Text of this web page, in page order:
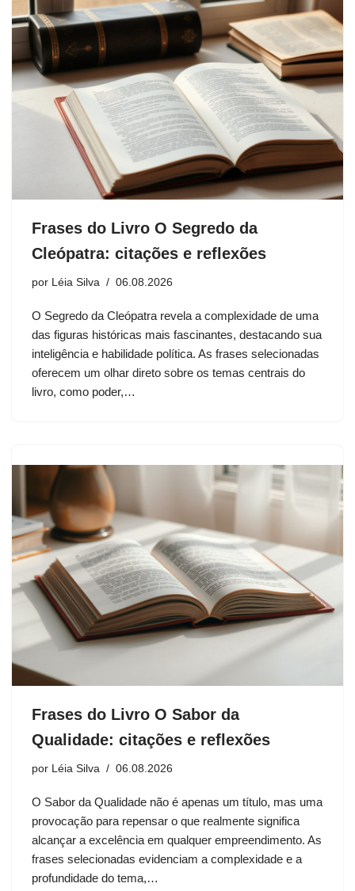
Frases do Livro O Segredo da
Cleópatra: citações e reflexões
por Léia Silva 06.08.2026
O Segredo da Cleópatra revela a complexidade de uma
das figuras históricas mais fascinantes, destacando sua
inteligência e habilidade política. As frases selecionadas
oferecem um olhar direto sobre os temas centrais do
livro, como poder,…
Frases do Livro O Sabor da
Qualidade: citações e reflexões
por Léia Silva 06.08.2026
O Sabor da Qualidade não é apenas um título, mas uma
provocação para repensar o que realmente significa
alcançar a excelência em qualquer empreendimento. As
frases selecionadas evidenciam a complexidade e a
profundidade do tema,…